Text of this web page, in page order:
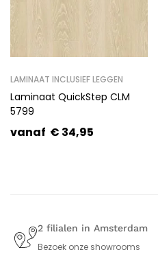
LAMINAAT INCLUSIEF LEGGEN
Laminaat QuickStep CLM
5799
vanaf € 34,95
2 filialen in Amsterdam
Bezoek onze showrooms